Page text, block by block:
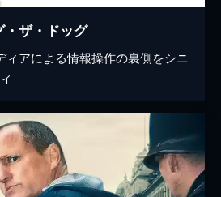
・ザ・ドッグ
ィアによる情報操作の裏側をシニ